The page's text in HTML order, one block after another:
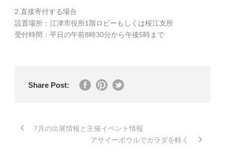
2.直接寄付する場合
設置場所：江津市役所1階ロビーもしくは桜江支所
受付時間：平日の午前8時30分から午後5時まで
Share Post:
7月の出展情報と主催イベント情報
アサイーボウルでカラダを軽く